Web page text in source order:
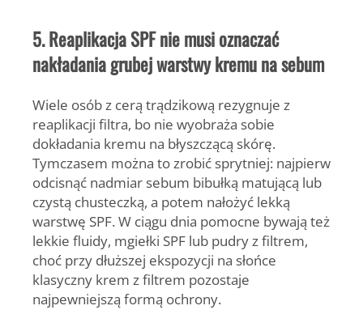
5. Reaplikacja SPF nie musi oznaczać
nakładania grubej warstwy kremu na sebum
Wiele osób z cerą trądzikową rezygnuje z
reaplikacji filtra, bo nie wyobraża sobie
dokładania kremu na błyszczącą skórę.
Tymczasem można to zrobić sprytniej: najpierw
odcisnąć nadmiar sebum bibułką matującą lub
czystą chusteczką, a potem nałożyć lekką
warstwę SPF. W ciągu dnia pomocne bywają też
lekkie fluidy, mgiełki SPF lub pudry z filtrem,
choć przy dłuższej ekspozycji na słońce
klasyczny krem z filtrem pozostaje
najpewniejszą formą ochrony.